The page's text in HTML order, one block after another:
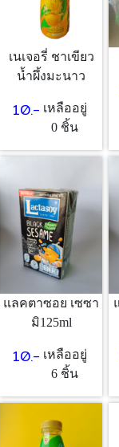
เนเจอรี่ ชาเขียว
น้ำผึ้งมะนาว
10.- เหลืออยู่
0 ชิ้น
แลคตาซอย เซซา
มิ125ml
10.- เหลืออยู่
6 ชิ้น